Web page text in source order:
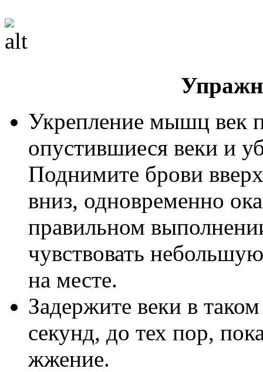
Укрепление мышц век
опустившиеся веки и
Поднимите брови
вниз, одновременно
правильном
чувствовать
на месте.
Задержите веки в
секунд, до тех пор,
жжение.